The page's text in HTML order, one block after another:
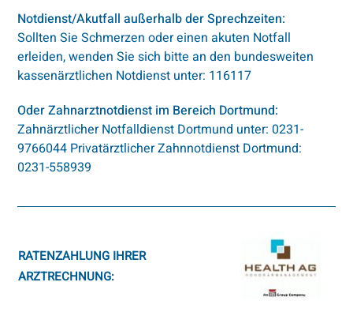
Notdienst/Akutfall außerhalb der Sprechzeiten:
Sollten Sie Schmerzen oder einen akuten Notfall
erleiden, wenden Sie sich bitte an den bundesweiten
kassenärztlichen Notdienst unter: 116117
Oder Zahnarztnotdienst im Bereich Dortmund:
Zahnärztlicher Notfalldienst Dortmund unter:0231-
9766044 Privatärztlicher Zahnnotdienst Dortmund:
0231-558939
RATENZAHLUNG IHRER
ARZTRECHNUNG: